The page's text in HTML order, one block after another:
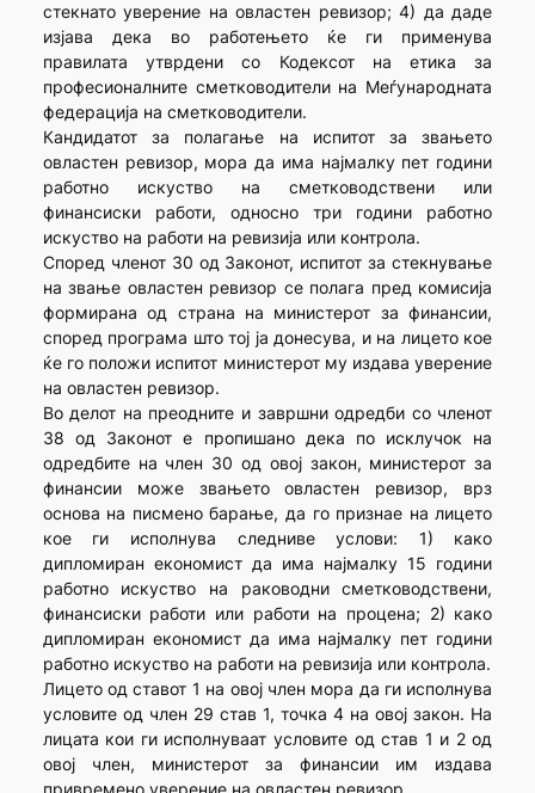
стекнато уверение на овластен ревизор; 4) да даде
изјава дека во работењето ќе ги применува
правилата утврдени со Кодексот на етика за
професионалните сметководители на Меѓународната
федерација на сметководители.
Кандидатот за полагање на испитот за звањето
овластен ревизор, мора да има најмалку пет години
работно искуство на сметководствени или
финансиски работи, односно три години работно
искуство на работи на ревизија или контрола.
Според членот 30 од Законот, испитот за стекнување
на звање овластен ревизор се полага пред комисија
формирана од страна на министерот за финансии,
според програма што тој ја донесува, и на лицето кое
ќе го положи испитот министерот му издава уверение
на овластен ревизор.
Во делот на преодните и завршни одредби со членот
38 од Законот е пропишано дека по исклучок на
одредбите на член 30 од овој закон, министерот за
финансии може звањето овластен ревизор, врз
основа на писмено барање, да го признае на лицето
кое ги исполнува следниве услови: 1) како
дипломиран економист да има најмалку 15 години
работно искуство на раководни сметководствени,
финансиски работи или работи на процена; 2) како
дипломиран економист да има најмалку пет години
работно искуство на работи на ревизија или контрола.
Лицето од ставот 1 на овој член мора да ги исполнува
условите од член 29 став 1, точка 4 на овој закон. На
лицата кои ги исполнуваат условите од став 1 и 2 од
овој член, министерот за финансии им издава